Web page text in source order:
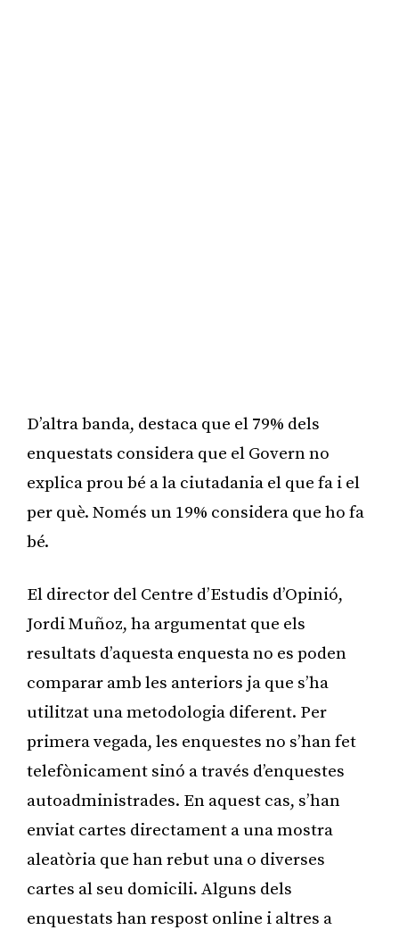
D’altra banda, destaca que el 79% dels
enquestats considera que el Govern no
explica prou bé a la ciutadania el que fa i el
per què. Només un 19% considera que ho fa
bé.
El director del Centre d’Estudis d’Opinió,
Jordi Muñoz, ha argumentat que els
resultats d’aquesta enquesta no es poden
comparar amb les anteriors ja que s’ha
utilitzat una metodologia diferent. Per
primera vegada, les enquestes no s’han fet
telefònicament sinó a través d’enquestes
autoadministrades. En aquest cas, s’han
enviat cartes directament a una mostra
aleatòria que han rebut una o diverses
cartes al seu domicili. Alguns dels
enquestats han respost online i altres a